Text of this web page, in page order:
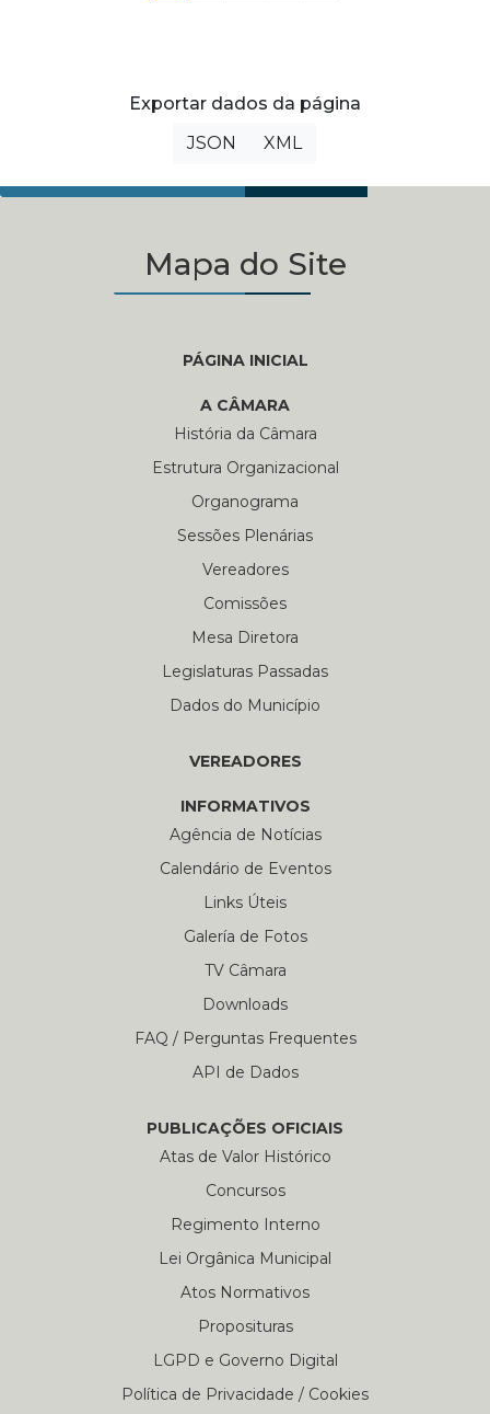
Exportar dados da página
JSON
XML
Mapa do Site
PÁGINA INICIAL
A CÂMARA
História da Câmara
Estrutura Organizacional
Organograma
Sessões Plenárias
Vereadores
Comissões
Mesa Diretora
Legislaturas Passadas
Dados do Município
VEREADORES
INFORMATIVOS
Agência de Notícias
Calendário de Eventos
Links Úteis
Galería de Fotos
TV Câmara
Downloads
FAQ / Perguntas Frequentes
API de Dados
PUBLICAÇÕES OFICIAIS
Atas de Valor Histórico
Concursos
Regimento Interno
Lei Orgânica Municipal
Atos Normativos
Proposituras
LGPD e Governo Digital
Política de Privacidade / Cookies